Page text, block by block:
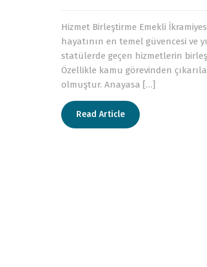
Hizmet Birleştirme Emekli
hayatının en temel güvencesi ve
statülerde geçen hizmetlerin
Özellikle kamu görevinden
olmuştur. Anayasa […]
Read Article